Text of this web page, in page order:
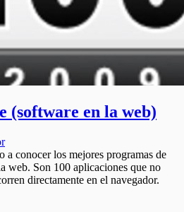
(software en la web)
a conocer los mejores programas de
web. Son 100 aplicaciones que no
directamente en el navegador.